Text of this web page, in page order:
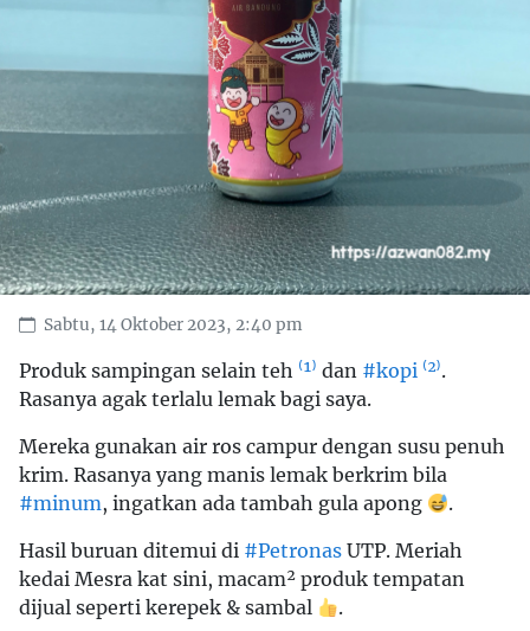
Sabtu, 14 Oktober 2023, 2:40 pm
Produk sampingan selain teh ⁽¹⁾ dan #kopi ⁽²⁾.
Rasanya agak terlalu lemak bagi saya.
Mereka gunakan air ros campur dengan susu penuh
krim. Rasanya yang manis lemak berkrim bila
#minum, ingatkan ada tambah gula apong
.
Hasil buruan ditemui di #Petronas UTP. Meriah
kedai Mesra kat sini, macam² produk tempatan
dijual seperti kerepek & sambal
.